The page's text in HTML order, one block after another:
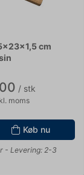
cm
/ stk
moms
Køb nu
- Levering: 2-3